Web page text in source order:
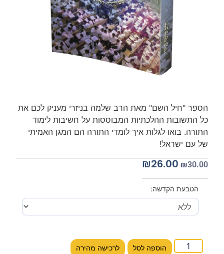
הספר "חיל השם" מאת הרב שלמה בניזרי מעניק לכם את
כל התשובות ההלכתיות המבוססות על חשיבות לימוד
התורה. בואו לגלות איך לומדי התורה הם המגן האמיתי
של עם ישראל!
₪30.00
₪26.00
הטבעת הקדשה:
הוספה לסל לרכישה מהירה